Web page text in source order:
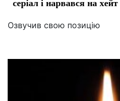
серіал і нарвався на
Озвучив свою позицію